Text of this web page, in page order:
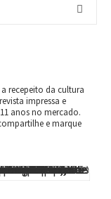
recepeito da cultura
impressa e
anos no mercado.
e marque